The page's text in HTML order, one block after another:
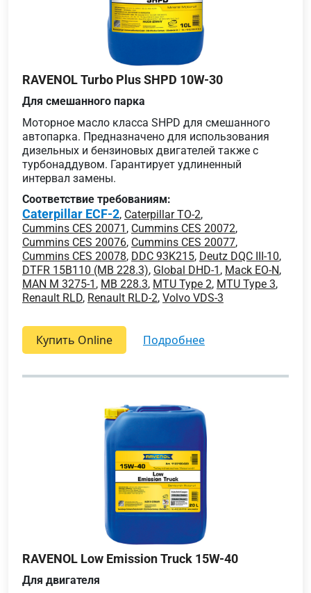
RAVENOL Turbo Plus SHPD 10W-30
Для смешанного парка
Моторное масло класса SHPD для смешанного
автопарка. Предназначено для использования
дизельных и бензиновых двигателей также с
турбонаддувом. Гарантирует удлиненный
интервал замены.
Соответствие требованиям:
Caterpillar ECF-2, Caterpillar TO-2,
Cummins CES 20071 , Cummins CES 20072,
Cummins CES 20076, Cummins CES 20077,
Cummins CES 20078, DDC 93K215, Deutz DQC III-10,
DTFR 15B110 (MB 228.3), Global DHD-1 , Mack EO-N,
MAN M 3275-1 , MB 228.3, MTU Type 2, MTU Type 3,
Renault RLD, Renault RLD-2, Volvo VDS-3
Купить Online подробнее
RAVENOL Low Emission Truck 15W-40
Для двигателя